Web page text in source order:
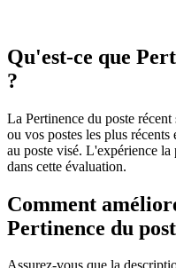
Qu'est-ce que
?
La Pertinence du poste
ou vos postes les plus
au poste visé. L'expérience
dans cette évaluation.
Comment
Pertinence du